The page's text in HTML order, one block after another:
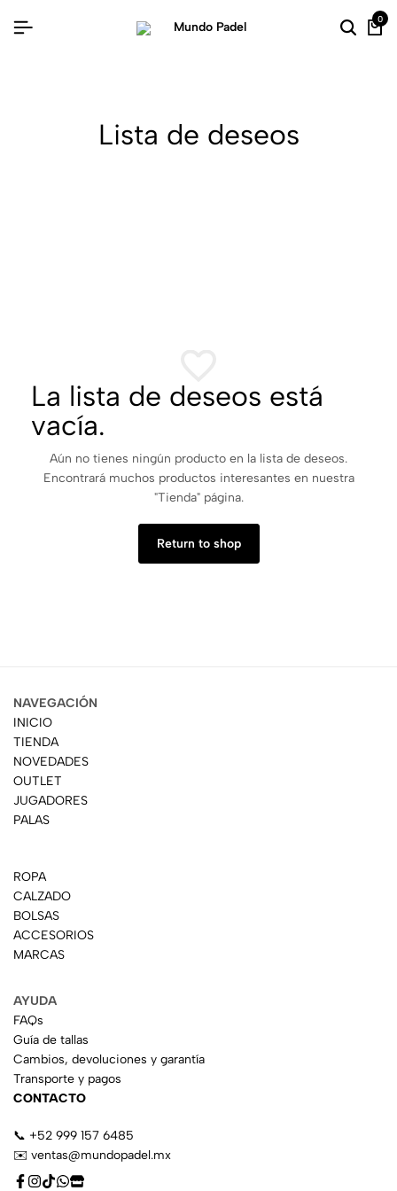
0
Lista de deseos
La lista de deseos está
vacía.
Aún no tienes ningún producto en la lista de deseos.
Encontrará muchos productos interesantes en nuestra
"Tienda" página.
Return to shop
NAVEGACIÓN
INICIO
TIENDA
NOVEDADES
OUTLET
JUGADORES
PALAS
ROPA
CALZADO
BOLSAS
ACCESORIOS
MARCAS
AYUDA
FAQs
Guía de tallas
Cambios, devoluciones y garantía
Transporte y pagos
CONTACTO
📞 +52 999 157 6485
✉️ ventas@mundopadel.mx